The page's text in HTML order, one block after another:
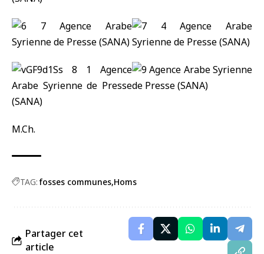
M.Ch.
TAG: fosses communes Homs
Partager cet
article